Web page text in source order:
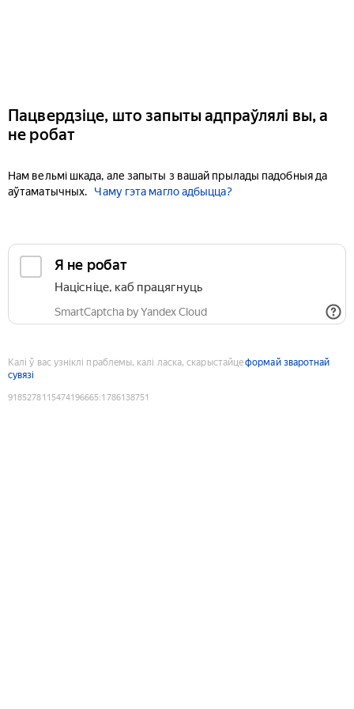
Пацвердзіце, што запыты адпраўлялі вы, а
не робат
Нам вельмі шкада, але запыты з вашай прылады падобныя да
аўтаматычных.
Чаму гэта магло адбыцца?
Я не робат
Націсніце, каб працягнуць
SmartCaptcha by Yandex Cloud
Калі ў вас узніклі праблемы, калі ласка, скарыстайцеформай зваротнай
сувязі
9185278115474196665:1786138751